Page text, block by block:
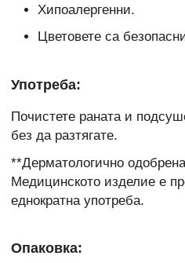
Хипоалергенни.
Цветовете са
Употреба:
Почистете раната и
без да разтягате.
**Дерматологично
Медицинското изделие е
еднократна употреба.
Опаковка: